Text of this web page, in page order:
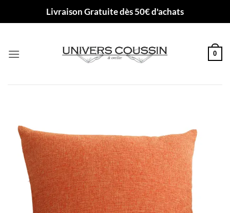
Livraison Gratuite dès 50€ d'achats
0